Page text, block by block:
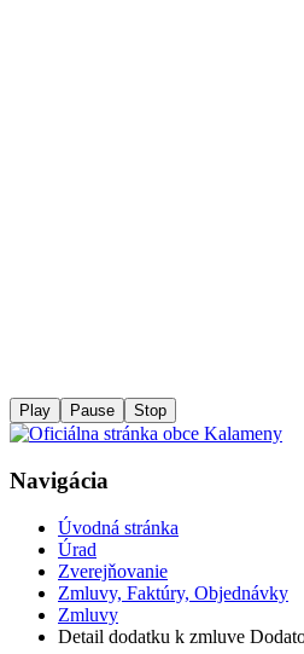
Play Pause Stop
Navigácia
Úvodná stránka
Úrad
Zverejňovanie
Zmluvy, Faktúry, Objednávky
Zmluvy
Detail dodatku k zmluve